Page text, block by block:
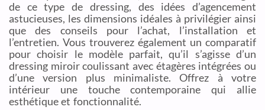
de ce type de dressing, des idées d’agencement
astucieuses, les dimensions idéales à privilégier ainsi
que des conseils pour l’achat, l’installation et
l’entretien. Vous trouverez également un comparatif
pour choisir le modèle parfait, qu’il s’agisse d’un
dressing miroir coulissant avec étagères intégrées ou
d’une version plus minimaliste. Offrez à votre
intérieur une touche contemporaine qui allie
esthétique et fonctionnalité.